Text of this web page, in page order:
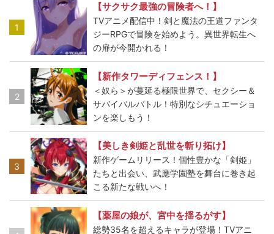
1
【サクサク最強の冒険者へ！】
TVアニメ配信中！剣と魔法の王道ファンタ
ジーRPGで冒険を始めよう。異世界転生へ
の扉が今開かれる！
2
【新作タワーディフェンス！】
＜奴ら＞が蔓延る極限世界で、セクシー＆
サバイバルバトル！特別なシチュエーショ
ンを楽しもう！
3
【美しき剣姫と乱世を斬り拓け】
新作ゲームリリース！個性豊かな「剣姫」
たちと出会い、武應学園塾を舞台に巻き起
こる新たな戦いへ！
【薬屋の娘が、宮中を揺るがす】
総勢35名を超えるキャラが登場！TVアニ